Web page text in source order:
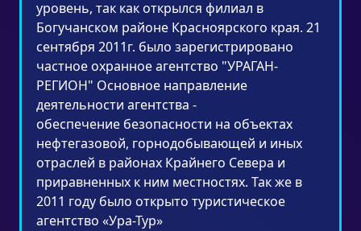
уровень, так как открылся филиал в
Богучанском районе Красноярского края. 21
сентября 2011г. было зарегистрировано
частное охранное агентство "УРАГАН-
РЕГИОН" Основное направление
деятельности агентства -
обеспечение безопасности на объектах
нефтегазовой, горнодобывающей и иных
отраслей в районах Крайнего Севера и
приравненных к ним местностях. Так же в
2011 году было открыто туристическое
агентство «Ура-Тур»